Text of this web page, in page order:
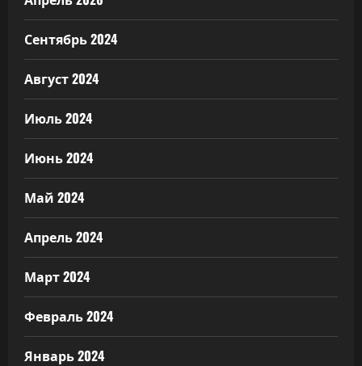
Сентябрь 2024
Август 2024
Июль 2024
Июнь 2024
Май 2024
Апрель 2024
Март 2024
Февраль 2024
Январь 2024